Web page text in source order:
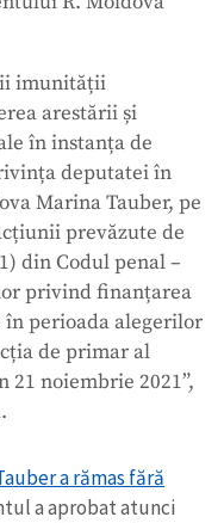
imunității
arestării și
în instanța de
deputatei în
Marina Tauber, pe
prevăzute de
din Codul penal –
privind finanțarea
perioada alegerilor
de primar al
noiembrie 2021”,
a rămas fără
a aprobat atunci